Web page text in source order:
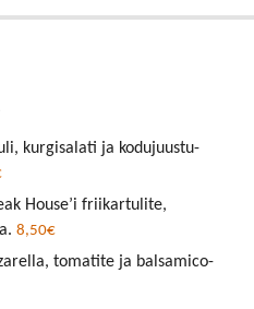
kurgisalati ja kodujuustu-
House’i friikartulite,
8,50€
tomatite ja balsamico-